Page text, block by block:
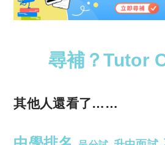
尋補？Tutor
其他人還看了……